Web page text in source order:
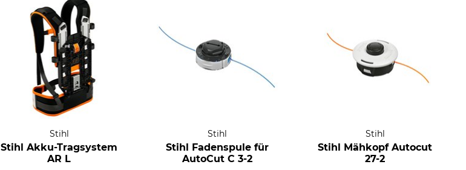
Stihl
Stihl Akku-Tragsystem
AR L
Stihl
Stihl Fadenspule für
AutoCut C 3-2
Stihl
Stihl Mähkopf Autocut
27-2